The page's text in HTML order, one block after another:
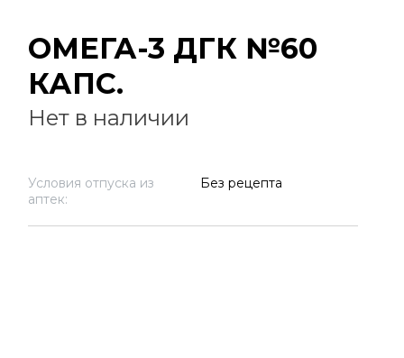
ОМЕГА-3 ДГК №60
КАПС.
Нет в наличии
Условия отпуска из
аптек:
Без рецепта